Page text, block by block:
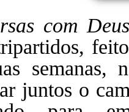
com
semanas,
juntos o